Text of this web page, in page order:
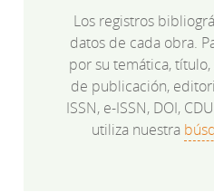
Los registros
datos de cada obra.
por su temática,
de publicación,
ISSN, e-ISSN, DOI,
utiliza nuestra